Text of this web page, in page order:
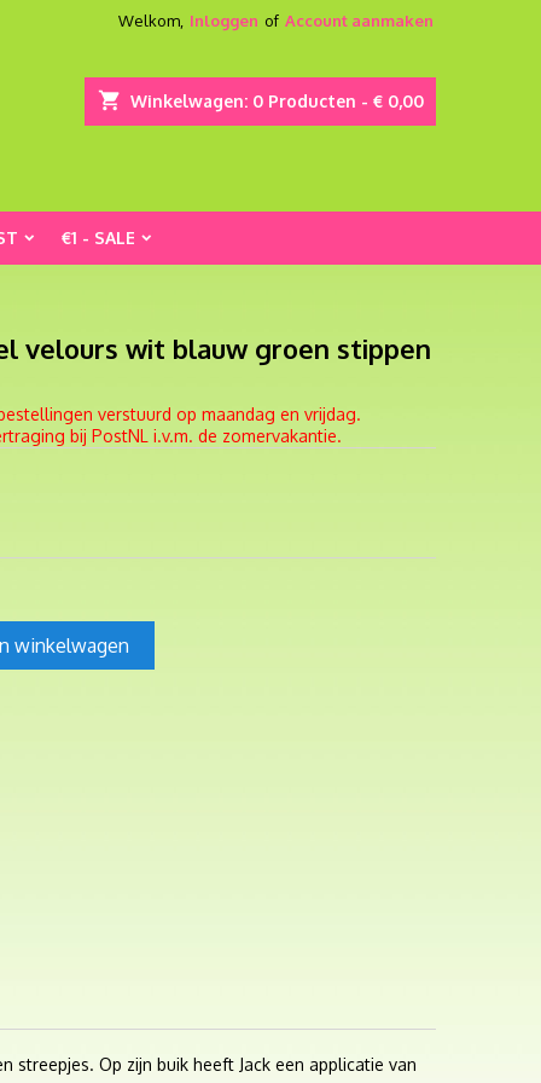
Welkom, Inloggen of Account aanmaken
shopping_cart Winkelwagen: 0 Producten - € 0,00
€1 - SALE
velours wit blauw groen stippen
verstuurd op maandag en vrijdag.
bij PostNL i.v.m. de zomervakantie.
winkelwagen
Op zijn buik heeft Jack een applicatie van